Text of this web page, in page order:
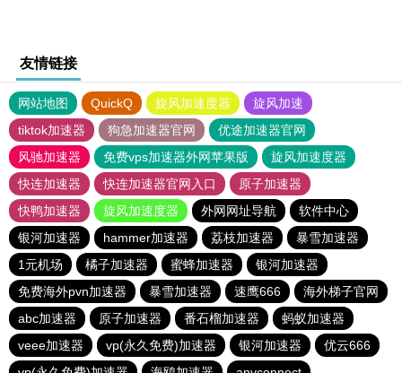
友情链接
网站地图 QuickQ 旋风加速度器
旋风加速
tiktok加速器
狗急加速器官网
优途加速器官网
风驰加速器
免费vps加速器外网苹果版
旋风加速度器
快连加速器
快连加速器官网入口
原子加速器
快鸭加速器
旋风加速度器 外网网址导航
软件中心
银河加速器
hammer加速器 荔枝加速器
暴雪加速器
1元机场
橘子加速器 蜜蜂加速器
银河加速器
免费海外pvn加速器
暴雪加速器 速鹰666
海外梯子官网
abc加速器
原子加速器 番石榴加速器
蚂蚁加速器
veee加速器
vp(永久免费)加速器 银河加速器
优云666